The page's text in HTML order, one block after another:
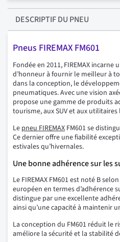
DESCRIPTIFDU PNEU
Pneus FIREMAX FM601
Fondée en 2011, FIREMAX
d’honneur à fournir le meilleur à
dans la conception, le
pneumatiques. Avec une vision
propose une gamme de produits
tourisme, aux SUV et aux utilitaires
Le pneu FIREMAX FM601 se
Ce dernier offre une fiabilité
estivales qu’hivernales.
Une bonne adhérence sur les
Le FIREMAX FM601 est noté B
européen en termes d’adhérence
distingue par une excellente
ainsi qu’une capacité à maintenir
La conception du FM601 réduit le
améliore la sécurité et la stabilité